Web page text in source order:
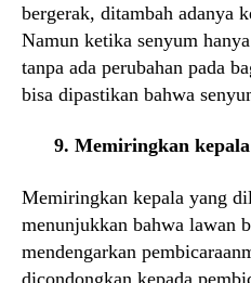
bergerak, ditambah adanya
Namun ketika senyum
tanpa ada perubahan pada
bisa dipastikan bahwa
9. Memiringkan kepala
Memiringkan kepala yang
menunjukkan bahwa lawan
mendengarkan
dicondongkan kepada